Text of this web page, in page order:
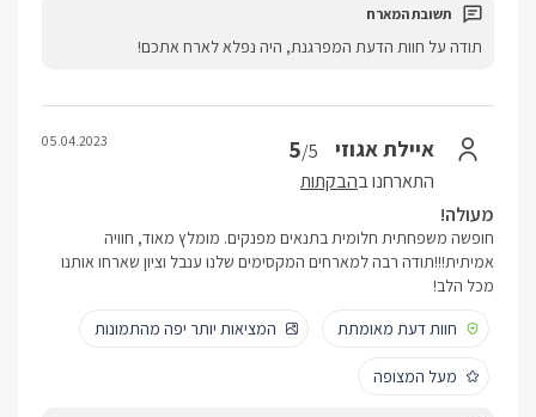
תודה על חוות הדעת המפרגנת, היה נפלא לארח אתכם!
איילת אגוזי 5/5
התארחנו בהבקתות
05.04.2023
מעולה!
חופשה משפחתית חלומית בתנאים מפנקים. מומלץ מאוד, חוויה
אמיתית!!!תודה רבה למארחים המקסימים שלנו ענבל וציון שארחו אותנו
מכל הלב!
חוות דעת מאומתת
המציאות יותר יפה מהתמונות
מעל המצופה